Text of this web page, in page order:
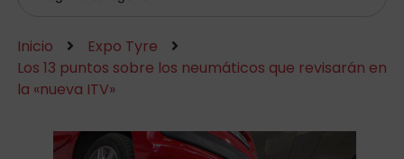
Inicio
Expo Tyre
Los 13 puntos sobre los neumáticos que revisarán en
la «nueva ITV»